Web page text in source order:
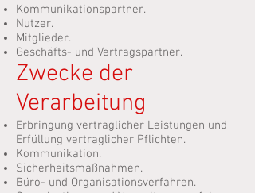
Kommunikationspartner.
Nutzer.
Mitglieder.
Geschäfts- und Vertragspartner.
Zwecke der
Verarbeitung
Erbringung vertraglicher Leistungen und
Erfüllung vertraglicher Pflichten.
Kommunikation.
Sicherheitsmaßnahmen.
Büro- und Organisationsverfahren.